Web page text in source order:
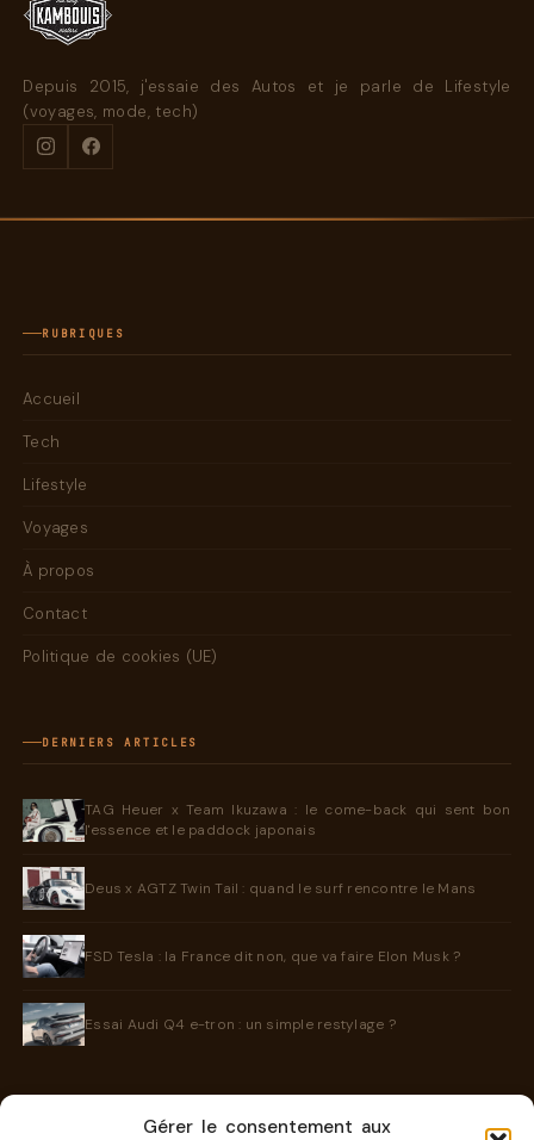
Gérer le consentement aux
Depuis 2015, j'essaie des Autos et je parle de Lifestyle
(voyages, mode, tech)
RUBRIQUES
Accueil
Tech
Lifestyle
Voyages
À propos
Contact
Politique de cookies (UE)
DERNIERS ARTICLES
TAG Heuer x Team Ikuzawa : le come-back qui sent bon
l'essence et le paddock japonais
Deus x AGTZ Twin Tail : quand le surf rencontre le Mans
FSD Tesla : la France dit non, que va faire Elon Musk ?
Essai Audi Q4 e-tron : un simple restylage ?
INFORMATIONS